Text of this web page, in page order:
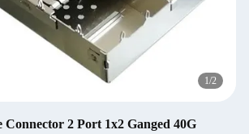
1/2
Connector 2 Port 1x2 Ganged 40G